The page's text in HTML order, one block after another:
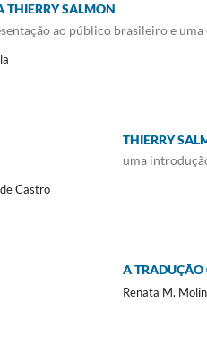
THIERRY SALMON
ao público brasileiro e
THIERRY
uma
Castro
A TRADUÇÃO
Renata M.